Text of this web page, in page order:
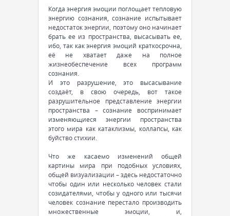
Когда энергия эмоции поглощает тепловую
энергию сознания, сознание испытывает
недостаток энергии, поэтому оно начинает
брать ее из пространства, высасывать ее,
ибо, так как энергия эмоций краткосрочна,
её не хватает даже на полное
жизнеобеспечение всех программ
сознания.
И это разрушение, это высасывание
создаёт, в свою очередь, вот такое
разрушительное представление энергии
пространства – сознание воспринимает
изменяющиеся энергии пространства
этого мира как катаклизмы, коллапсы, как
буйство стихии.
Что же касаемо изменений общей
картины мира при подобных условиях,
общей визуализации – здесь недостаточно
чтобы один или несколько человек стали
созидателями, чтобы у одного или тысячи
человек сознание перестало производить
множественные эмоции, и,